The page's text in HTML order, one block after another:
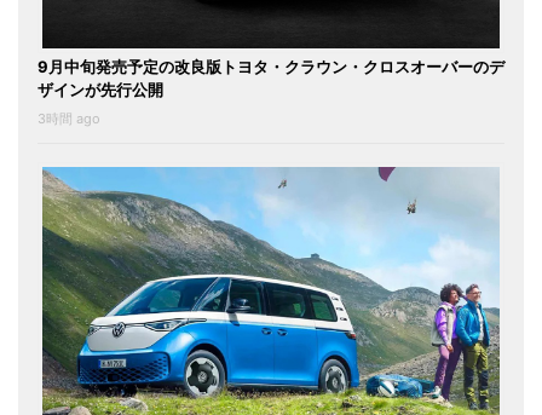
9月中旬発売予定の改良版トヨタ・クラウン・クロスオーバーのデ
ザインが先行公開
3時間 ago